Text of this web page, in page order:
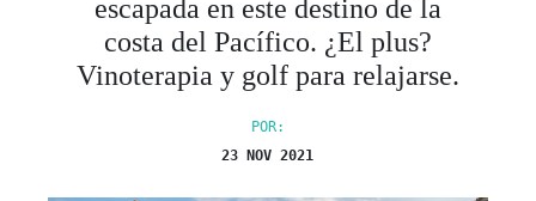
escapada en este destino de la
costa del Pacífico. ¿El plus?
Vinoterapia y golf para relajarse.
POR:
23 NOV 2021